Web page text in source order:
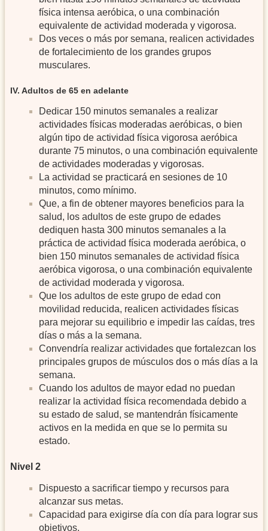
física intensa aeróbica, o una combinación
equivalente de actividad moderada y vigorosa.
Dos veces o más por semana, realicen actividades
de fortalecimiento de los grandes grupos
musculares.
IV. Adultos de 65 en adelante
Dedicar 150 minutos semanales a realizar
actividades físicas moderadas aeróbicas, o bien
algún tipo de actividad física vigorosa aeróbica
durante 75 minutos, o una combinación equivalente
de actividades moderadas y vigorosas.
La actividad se practicará en sesiones de 10
minutos, como mínimo.
Que, a fin de obtener mayores beneficios para la
salud, los adultos de este grupo de edades
dediquen hasta 300 minutos semanales a la
práctica de actividad física moderada aeróbica, o
bien 150 minutos semanales de actividad física
aeróbica vigorosa, o una combinación equivalente
de actividad moderada y vigorosa.
Que los adultos de este grupo de edad con
movilidad reducida, realicen actividades físicas
para mejorar su equilibrio e impedir las caídas, tres
días o más a la semana.
Convendría realizar actividades que fortalezcan los
principales grupos de músculos dos o más días a la
semana.
Cuando los adultos de mayor edad no puedan
realizar la actividad física recomendada debido a
su estado de salud, se mantendrán físicamente
activos en la medida en que se lo permita su
estado.
Nivel 2
Dispuesto a sacrificar tiempo y recursos para
alcanzar sus metas.
Capacidad para exigirse día con día para lograr sus
objetivos.